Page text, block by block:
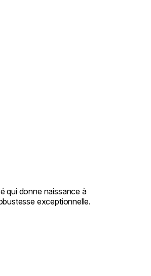
qui donne naissance à
exceptionnelle.